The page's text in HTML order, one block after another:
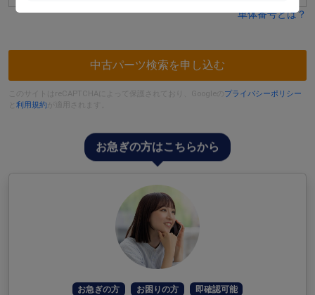
車体番号とは？
中古パーツ検索を申し込む
このサイトはreCAPTCHAによって保護されており、Googleの プライバシーポリシー
利用規約 が適用されます。
お急ぎの方はこちらから
お急ぎの方 お困りの方 即確認可能